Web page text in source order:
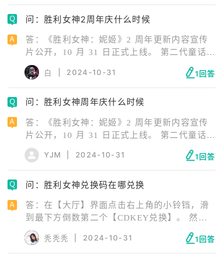
问：胜利女神2周年庆什么时候
答：《胜利女神：妮姬》2 周年更新内容宣传
片公开，10 月 31 日正式上线。 第二代童话型
妮姬的故事「OLD TALES」大型剧情活动即将
开启。 还有三位新朝圣者妮姬，四套新时装、
主题迷你游戏和新异端者 BOSS 等等。
白 2024-10-31 1回答
问：胜利女神周年庆什么时候
答：《胜利女神：妮姬》2 周年更新内容宣传
片公开，10 月 31 日正式上线。 第二代童话型
妮姬的故事「OLD TALES」大型剧情活动即将
开启。 还有三位新朝圣者妮姬，四套新时装、
主题迷你游戏和新异端者 BOSS 等等。
YJM 2024-10-31 1回答
问：胜利女神兑换码在哪兑换
答：在【大厅】界面点击右上角的小铃铛，滑
到最下方倒数第二个【CDKEY兑换】。 然后
点击其中的【tap to enter】进入CDK兑换界
面。 在该界面即可输入兑换码。
秃秃秃 2024-10-31 1回答